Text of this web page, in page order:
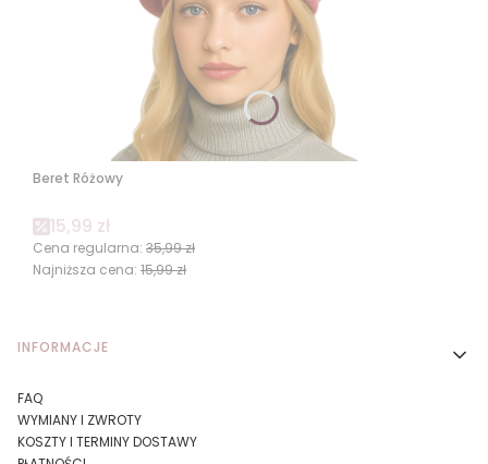
Beret Różowy
Cena promocyjna
15,99 zł
Cena regularna: 35,99 zł
Najniższa cena: 15,99 zł
Linki w stopce
INFORMACJE
FAQ
WYMIANY I ZWROTY
KOSZTY I TERMINY DOSTAWY